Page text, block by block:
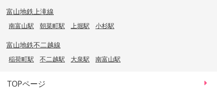
富山地鉄上滝線
南富山駅 朝菜町駅 上堀駅 小杉駅
富山地鉄不二越線
稲荷町駅 不二越駅 大泉駅 南富山駅
TOPページ